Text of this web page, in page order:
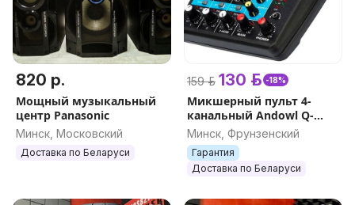
820 р.
Мощный музыкальный
центр Panasonic
Минск, Московский
Доставка по Беларуси
159 р. 130 р. -18%
Микшерный пульт 4-
канальный Andowl Q-
SK740 BT Аудио микшер с
Bluetooth,
профессиональный
Минск, Фрунзенский
Гарантия
Доставка по Беларуси